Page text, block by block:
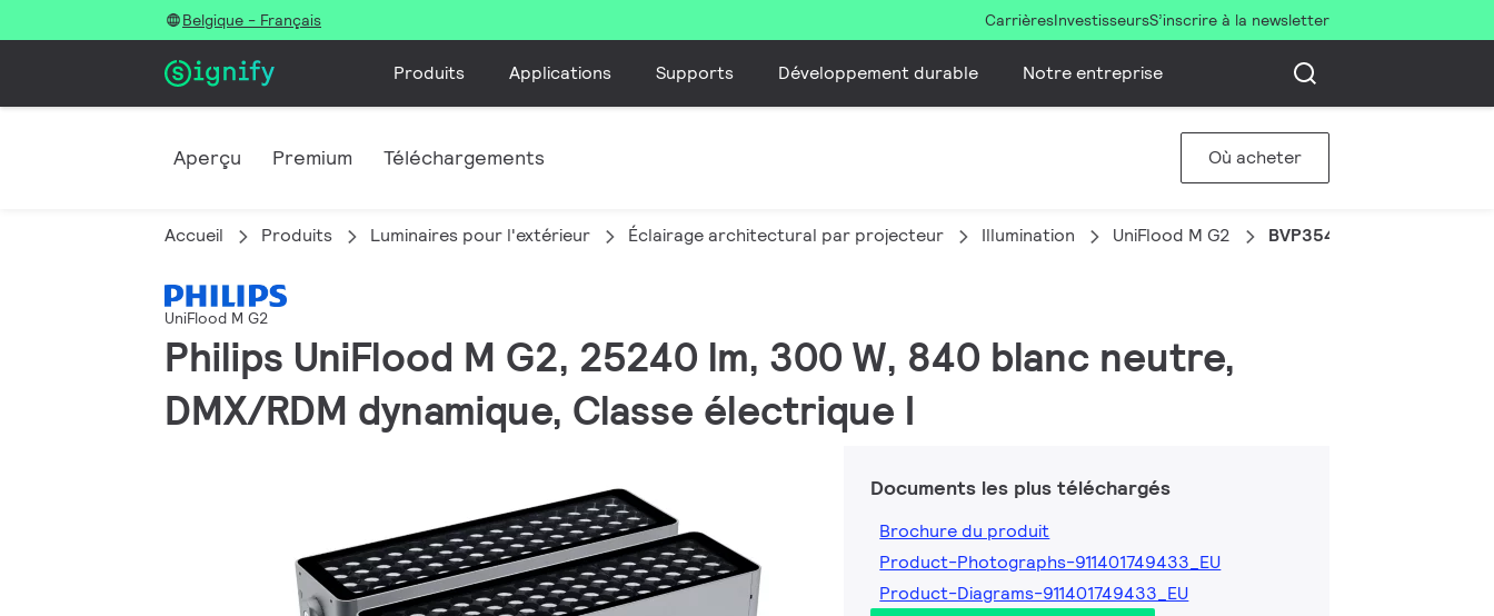
Belgique - Français CarrièresInvestisseursS’inscrire à la newsletter
Produits Applications Supports Développement durable Notre entreprise
Aperçu Premium Téléchargements Où acheter
Accueil Produits Luminaires pour l'extérieur Éclairage architectural par projecteur Illumination UniFlood M G2 BVP354 144LED 40K 220V
UniFlood M G2
Philips UniFlood M G2, 25240 lm, 300 W, 840 blanc neutre,
DMX/RDM dynamique, Classe électrique I
Documents les plus téléchargés
Brochure du produit
Product-Photographs-911401749433_EU
Product-Diagrams-911401749433_EU